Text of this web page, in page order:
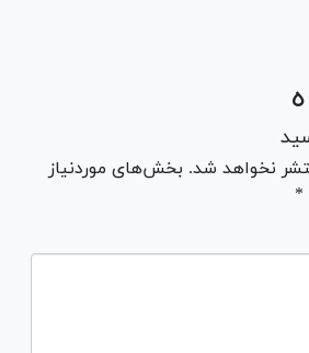
نخواهد شد. بخش‌های موردنیاز
*